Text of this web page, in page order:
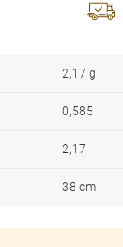
2,17 g
0,585
2,17
38 cm